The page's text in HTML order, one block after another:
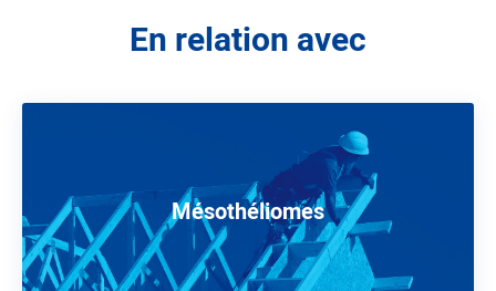
En relation avec
Mésothéliomes